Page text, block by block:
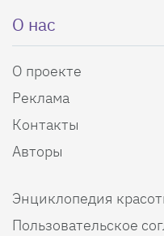
О нас
О проекте
Реклама
Контакты
Авторы
Энциклопедия
Пользовательское